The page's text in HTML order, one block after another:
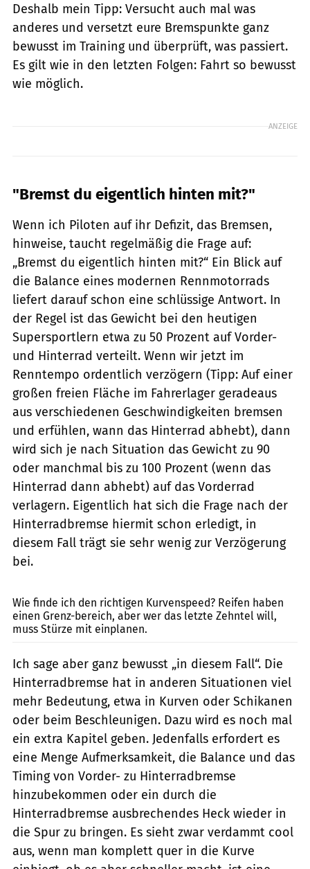
Deshalb mein Tipp: Versucht auch mal was
anderes und versetzt eure Bremspunkte ganz
bewusst im Training und überprüft, was passiert.
Es gilt wie in den letzten Folgen: Fahrt so bewusst
wie möglich.
ANZEIGE
"Bremst du eigentlich hinten mit?"
Wenn ich Piloten auf ihr Defizit, das Bremsen,
hinweise, taucht regelmäßig die Frage auf:
„Bremst du eigentlich hinten mit?“ Ein Blick auf
die Balance eines modernen Rennmotorrads
liefert darauf schon eine schlüssige Antwort. In
der Regel ist das Gewicht bei den heutigen
Supersportlern etwa zu 50 Prozent auf Vorder-
und Hinterrad verteilt. Wenn wir jetzt im
Renntempo ordentlich verzögern (Tipp: Auf einer
großen freien Fläche im Fahrerlager geradeaus
aus verschiedenen Geschwindigkeiten bremsen
und erfühlen, wann das Hinterrad abhebt), dann
wird sich je nach Situation das Gewicht zu 90
oder manchmal bis zu 100 Prozent (wenn das
Hinterrad dann abhebt) auf das Vorderrad
verlagern. Eigentlich hat sich die Frage nach der
Hinterradbremse hiermit schon erledigt, in
diesem Fall trägt sie sehr wenig zur Verzögerung
bei.
Wie finde ich den richtigen Kurvenspeed? Reifen haben
einen Grenz-bereich, aber wer das letzte Zehntel will,
muss Stürze mit einplanen.
Ich sage aber ganz bewusst „in diesem Fall“. Die
Hinterradbremse hat in anderen Situationen viel
mehr Bedeutung, etwa in Kurven oder Schikanen
oder beim Beschleunigen. Dazu wird es noch mal
ein extra Kapitel geben. Jedenfalls erfordert es
eine Menge Aufmerksamkeit, die Balance und das
Timing von Vorder- zu Hinterradbremse
hinzubekommen oder ein durch die
Hinterradbremse ausbrechendes Heck wieder in
die Spur zu bringen. Es sieht zwar verdammt cool
aus, wenn man komplett quer in die Kurve